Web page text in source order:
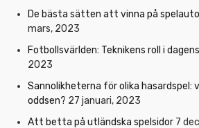
De bästa sätten att vinna på
mars, 2023
Fotbollsvärlden: Teknikens roll i
2023
Sannolikheterna för olika hasardspel:
oddsen? 27 januari, 2023
Att betta på utländska spelsidor 7